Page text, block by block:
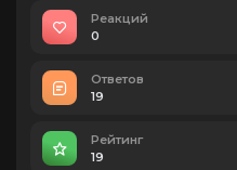
Реакций
0
Ответов
19
Рейтинг
19